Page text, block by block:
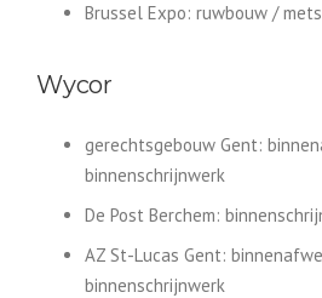
Brussel Expo: ruwbouw /
Wycor
gerechtsgebouw Gent:
binnenschrijnwerk
De Post Berchem:
AZ St-Lucas Gent:
binnenschrijnwerk